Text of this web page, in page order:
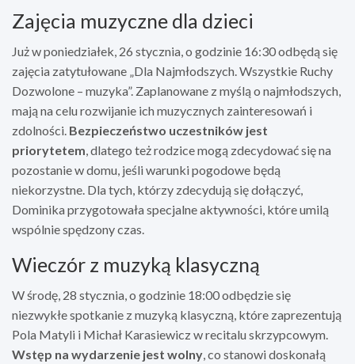
Zajęcia muzyczne dla dzieci
Już w poniedziałek, 26 stycznia, o godzinie 16:30 odbędą się
zajęcia zatytułowane „Dla Najmłodszych. Wszystkie Ruchy
Dozwolone – muzyka”. Zaplanowane z myślą o najmłodszych,
mają na celu rozwijanie ich muzycznych zainteresowań i
zdolności. Bezpieczeństwo uczestników jest
priorytetem, dlatego też rodzice mogą zdecydować się na
pozostanie w domu, jeśli warunki pogodowe będą
niekorzystne. Dla tych, którzy zdecydują się dołączyć,
Dominika przygotowała specjalne aktywności, które umilą
wspólnie spędzony czas.
Wieczór z muzyką klasyczną
W środę, 28 stycznia, o godzinie 18:00 odbędzie się
niezwykłe spotkanie z muzyką klasyczną, które zaprezentują
Pola Matyli i Michał Karasiewicz w recitalu skrzypcowym.
Wstęp na wydarzenie jest wolny, co stanowi doskonałą